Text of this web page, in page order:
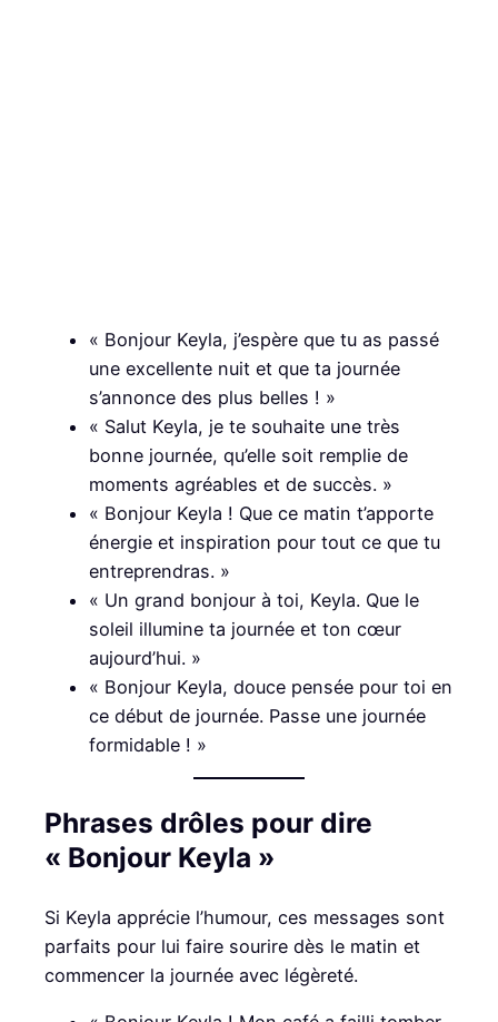
« Bonjour Keyla, j’espère que tu as passé
une excellente nuit et que ta journée
s’annonce des plus belles ! »
« Salut Keyla, je te souhaite une très
bonne journée, qu’elle soit remplie de
moments agréables et de succès. »
« Bonjour Keyla ! Que ce matin t’apporte
énergie et inspiration pour tout ce que tu
entreprendras. »
« Un grand bonjour à toi, Keyla. Que le
soleil illumine ta journée et ton cœur
aujourd’hui. »
« Bonjour Keyla, douce pensée pour toi en
ce début de journée. Passe une journée
formidable ! »
Phrases drôles pour dire
« Bonjour Keyla »
Si Keyla apprécie l’humour, ces messages sont
parfaits pour lui faire sourire dès le matin et
commencer la journée avec légèreté.